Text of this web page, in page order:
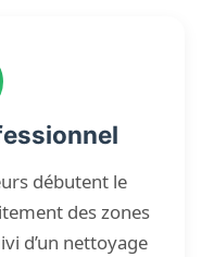
débutent le
des zones
d’un nettoyage